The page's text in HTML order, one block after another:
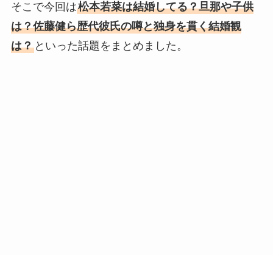
そこで今回は松本若菜は結婚してる？旦那や子供
は？佐藤健ら歴代彼氏の噂と独身を貫く結婚観
は？といった話題をまとめました。